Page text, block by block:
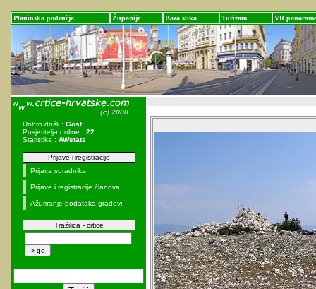
Planinska područja Županije Baza slika Turizam VR panorame
Dobro došli : Gost
Posjetitelja online : 22
Statistika : AWstats
Prijave i registracije
Prijava suradnika
Prijave i registracije članova
Ažuriranje podataka gradovi
Tražilica - crtice